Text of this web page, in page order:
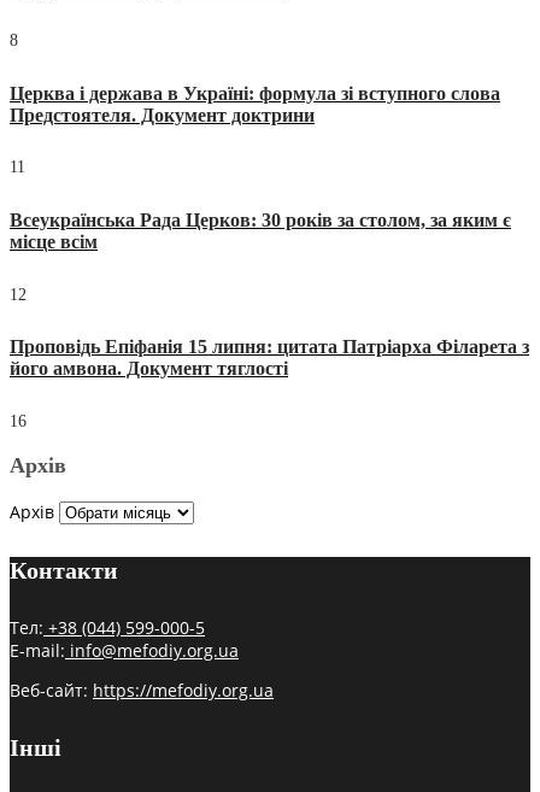
8
Церква і держава в Україні: формула зі вступного слова
Предстоятеля. Документ доктрини
11
Всеукраїнська Рада Церков: 30 років за столом, за яким є
місце всім
12
Проповідь Епіфанія 15 липня: цитата Патріарха Філарета з
його амвона. Документ тяглості
16
Архів
Архів
Контакти
Тел: +38 (044) 599-000-5
E-mail: info@mefodiy.org.ua
Веб-сайт: https://mefodiy.org.ua
Інші